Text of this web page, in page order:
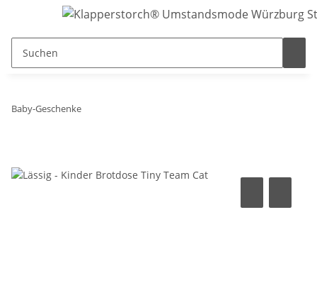
Baby-Geschenke